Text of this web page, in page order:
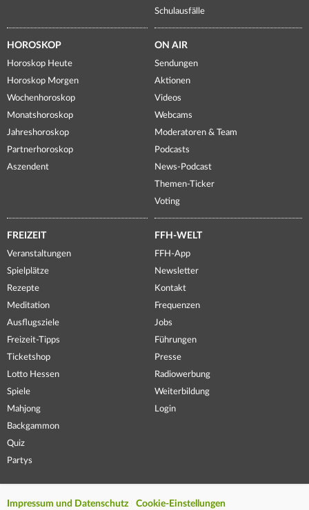
Schulausfälle
HOROSKOP
Horoskop Heute
Horoskop Morgen
Wochenhoroskop
Monatshoroskop
Jahreshoroskop
Partnerhoroskop
Aszendent
ON AIR
Sendungen
Aktionen
Videos
Webcams
Moderatoren & Team
Podcasts
News-Podcast
Themen-Ticker
Voting
FREIZEIT
Veranstaltungen
Spielplätze
Rezepte
Meditation
Ausflugsziele
Freizeit-Tipps
Ticketshop
Lotto Hessen
Spiele
Mahjong
Backgammon
Quiz
Partys
FFH-WELT
FFH-App
Newsletter
Kontakt
Frequenzen
Jobs
Führungen
Presse
Radiowerbung
Weiterbildung
Login
Impressum und Datenschutz Cookie-Einstellungen